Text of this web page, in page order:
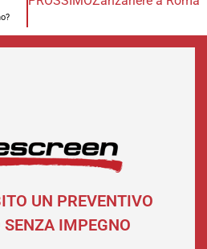
UN PREVENTIVO
SENZA IMPEGNO